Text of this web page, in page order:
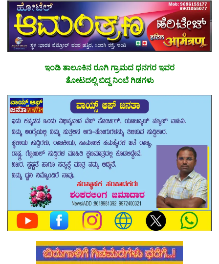
ಇಂಡಿ ತಾಲೂಕಿನ ರೂಗಿ ಗ್ರಾಮದ ಧನಗರ ಇವರ
ತೋಟದಲ್ಲಿ ಬಿದ್ದ ನಿಂಬೆ ಗಿಡಗಳು